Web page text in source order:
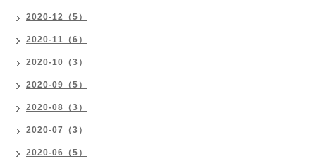
2020-12（5）
2020-11（6）
2020-10（3）
2020-09（5）
2020-08（3）
2020-07（3）
2020-06（5）